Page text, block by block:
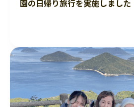
園の日帰り旅行を実施しました